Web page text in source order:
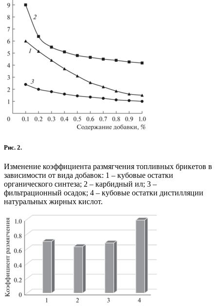
Рис. 2.
Изменение коэффициента размягчения топливных брикетов в
зависимости от вида добавок: 1 – кубовые остатки
органического синтеза; 2 – карбидный ил; 3 –
фильтрационный осадок; 4 – кубовые остатки дистилляции
натуральных жирных кислот.